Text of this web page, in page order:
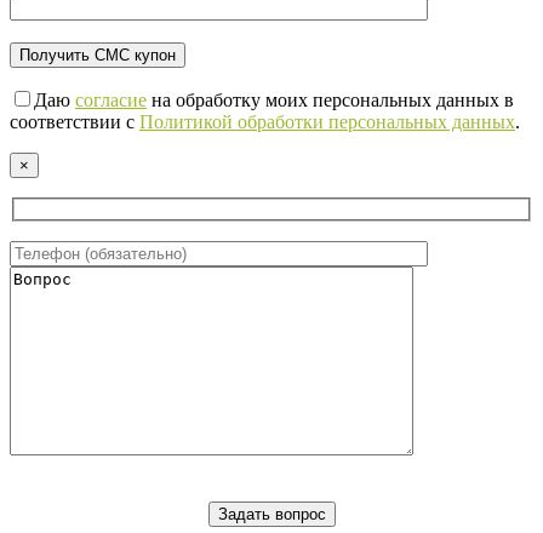
Даю согласие на обработку моих персональных данных в
соответствии с Политикой обработки персональных данных.
×